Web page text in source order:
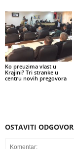
Ko preuzima vlast u
Krajini? Tri stranke u
centru novih pregovora
OSTAVITI ODGOVOR